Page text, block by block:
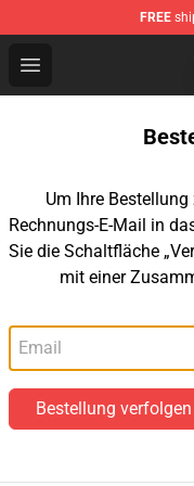
FREE
Open menu
What We Do in
Um Ihre
Rechnungs-E-Mail in
Sie die Schaltfläche
mit einer
Bestellung verfolgen